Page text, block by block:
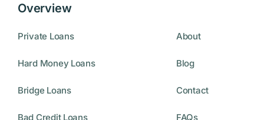
Overview
Private Loans
Hard Money Loans
Bridge Loans
Bad Credit Loans
About
Blog
Contact
FAQs